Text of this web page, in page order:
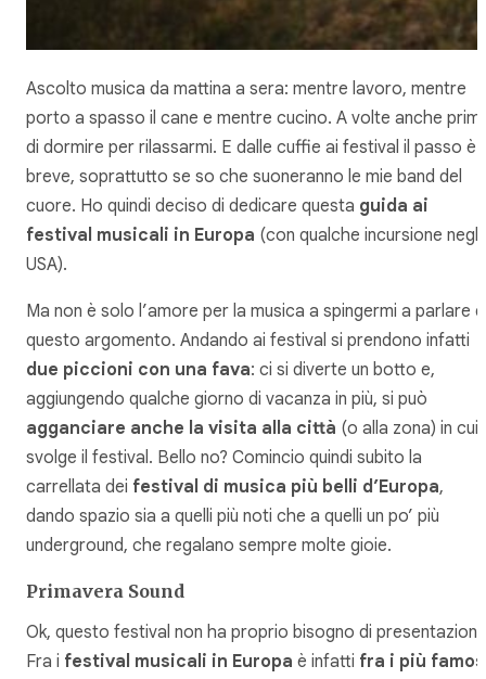
Ascolto musica da mattina a sera: mentre lavoro, mentre
porto a spasso il cane e mentre cucino. A volte anche
di dormire per rilassarmi. E dalle cuffie ai festival il passo è
breve, soprattutto se so che suoneranno le mie band del
cuore. Ho quindi deciso di dedicare questa guida ai
festival musicali in Europa (con qualche incursione negli
USA).
Ma non è solo l’amore per la musica a spingermi a parlare
questo argomento. Andando ai festival si prendono infatti
due piccioni con una fava: ci si diverte un botto e,
aggiungendo qualche giorno di vacanza in più, si può
agganciare anche la visita alla città (o alla zona) in cui
svolge il festival. Bello no? Comincio quindi subito la
carrellata dei festival di musica più belli d’Europa,
dando spazio sia a quelli più noti che a quelli un po’ più
underground, che regalano sempre molte gioie.
Primavera Sound
Ok, questo festival non ha proprio bisogno di presentazioni.
Fra i festival musicali in Europa è infatti fra i più